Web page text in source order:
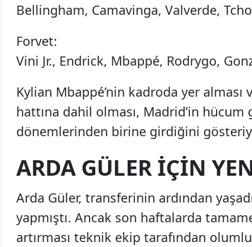
Bellingham, Camavinga, Valverde,
Forvet:
Vini Jr., Endrick, Mbappé, Rodrygo,
Kylian Mbappé’nin kadroda yer
hattına dahil olması, Madrid’in
dönemlerinden birine girdiğini
ARDA GÜLER İÇIN
Arda Güler, transferinin ardından
yapmıştı. Ancak son haftalarda
artırması teknik ekip tarafından